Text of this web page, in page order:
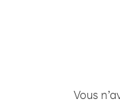
Vous